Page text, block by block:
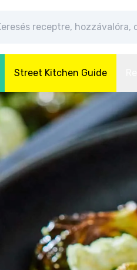
Street Kitchen Guide